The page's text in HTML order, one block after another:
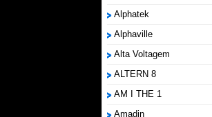
Alphatek
Alphaville
Alta Voltagem
ALTERN 8
AM I THE 1
Amadin